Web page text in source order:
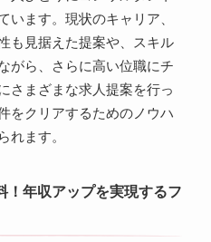
います。現状のキャリア、
も見据えた提案や、スキル
がら、さらに高い位職にチ
さまざまな求人提案を行っ
をクリアするためのノウハ
れます。
！年収アップを実現するフ